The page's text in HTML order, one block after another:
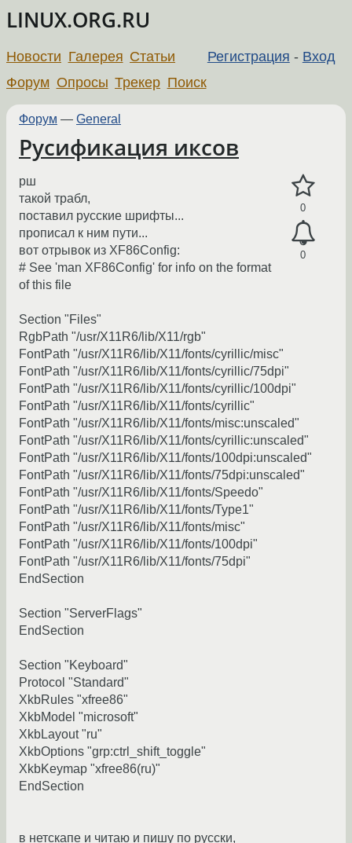
LINUX.ORG.RU
Регистрация - Вход
Новости Галерея Статьи
Форум Опросы Трекер Поиск
Форум — General
Русификация иксов
0
0
рш
такой трабл,
поставил русские шрифты...
прописал к ним пути...
вот отрывок из XF86Config:
# See 'man XF86Config' for info on the format
of this file
Section "Files"
RgbPath "/usr/X11R6/lib/X11/rgb"
FontPath "/usr/X11R6/lib/X11/fonts/cyrillic/misc"
FontPath "/usr/X11R6/lib/X11/fonts/cyrillic/75dpi"
FontPath "/usr/X11R6/lib/X11/fonts/cyrillic/100dpi"
FontPath "/usr/X11R6/lib/X11/fonts/cyrillic"
FontPath "/usr/X11R6/lib/X11/fonts/misc:unscaled"
FontPath "/usr/X11R6/lib/X11/fonts/cyrillic:unscaled"
FontPath "/usr/X11R6/lib/X11/fonts/100dpi:unscaled"
FontPath "/usr/X11R6/lib/X11/fonts/75dpi:unscaled"
FontPath "/usr/X11R6/lib/X11/fonts/Speedo"
FontPath "/usr/X11R6/lib/X11/fonts/Type1"
FontPath "/usr/X11R6/lib/X11/fonts/misc"
FontPath "/usr/X11R6/lib/X11/fonts/100dpi"
FontPath "/usr/X11R6/lib/X11/fonts/75dpi"
EndSection
Section "ServerFlags"
EndSection
Section "Keyboard"
Protocol "Standard"
XkbRules "xfree86"
XkbModel "microsoft"
XkbLayout "ru"
XkbOptions "grp:ctrl_shift_toggle"
XkbKeymap "xfree86(ru)"
EndSection
в нетскапе и читаю и пишу по русски,